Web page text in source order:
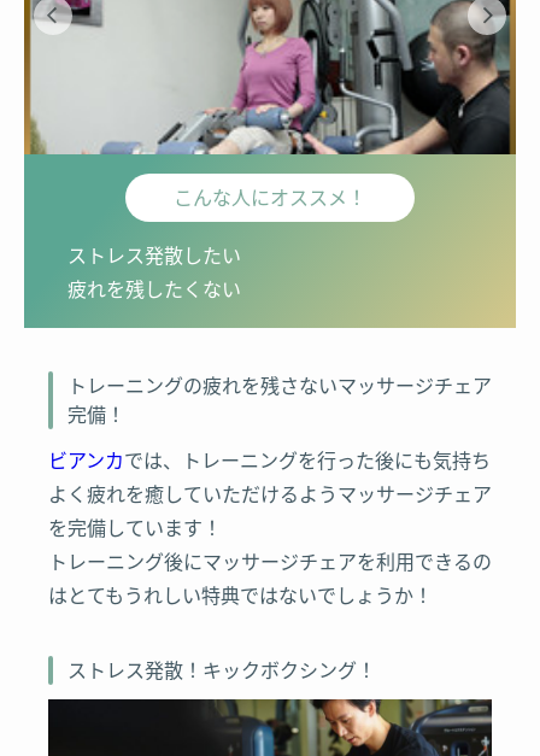
こんな人にオススメ！
ストレス発散したい
疲れを残したくない
トレーニングの疲れを残さないマッサージチェア
完備！
ビアンカでは、トレーニングを行った後にも気持ち
よく疲れを癒していただけるようマッサージチェア
を完備しています！
トレーニング後にマッサージチェアを利用できるの
はとてもうれしい特典ではないでしょうか！
ストレス発散！キックボクシング！